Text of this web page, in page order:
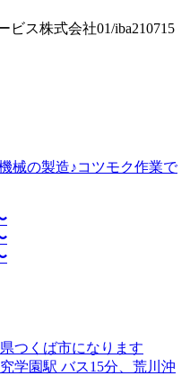
ビス株式会社01/iba210715
械の製造♪コツモク作業で
つくば市になります
学園駅 バス15分、荒川沖